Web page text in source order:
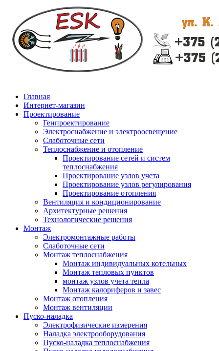
Главная
Интернет-магазин
Проектирование
Генпроектирование
Электроснабжение и электроосвещение
Слаботочные сети
Теплоснабжение и отопление
Проектирование сетей и систем
теплоснабжения
Проектирование узлов учета
Проектирование узлов регулирования
Проектирование отопления
Вентиляция и кондиционирование
Архитектурные решения
Технологические решения
Монтаж
Электромонтажные работы
Слаботочные сети
Монтаж теплоснабжения
Монтаж индивидуальных котельных
Монтаж тепловых пунктов
монтаж узлов учета тепла
Монтаж калориферов и завес
Монтаж отопления
Монтаж вентиляции
Пуско-наладка
Электрофизические измерения
Наладка электрооборудования
Пуско-наладка теплоснабжения